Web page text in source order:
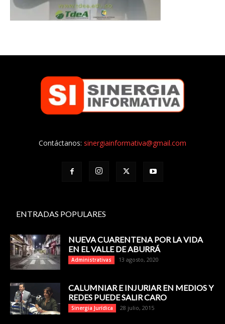
Contáctanos: sinergiainformativa@gmail.com
ENTRADAS POPULARES
NUEVA CUARENTENA POR LA VIDA
EN EL VALLE DE ABURRÁ
Administrativas 13 agosto, 2020
CALUMNIAR E INJURIAR EN MEDIOS Y
REDES PUEDE SALIR CARO
Sinergia Jurídica 28 julio, 2015